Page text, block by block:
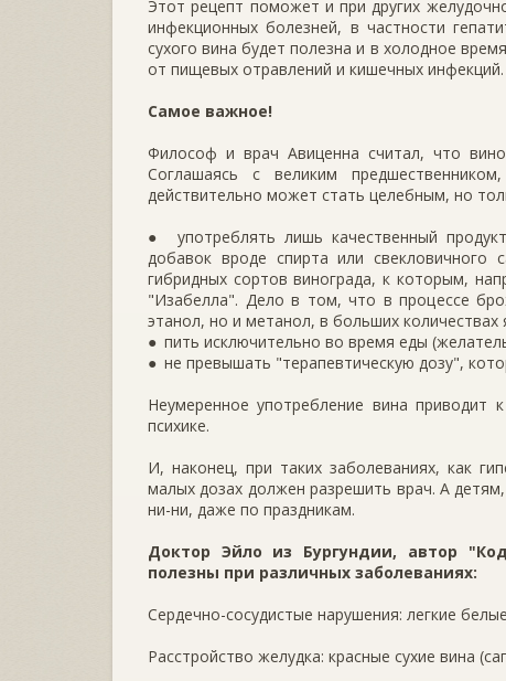
Этот рецепт поможет и при других
инфекционных болезней, в частности
сухого вина будет полезна и в холодное
от пищевых отравлений и кишечных инфекций.
Самое важное!
Философ и врач Авиценна считал, что
Соглашаясь с великим
действительно может стать целебным, но
● употреблять лишь качественный
добавок вроде спирта или
гибридных сортов винограда, к которым,
"Изабелла". Дело в том, что в процессе
этанол, но и метанол, в больших количествах
● пить исключительно во время еды
● не превышать "терапевтическую дозу",
Неумеренное употребление вина приводит
психике.
И, наконец, при таких заболеваниях, как
малых дозах должен разрешить врач. А
ни-ни, даже по праздникам.
Доктор Эйло из Бургундии, автор
полезны при различных заболеваниях:
Сердечно-сосудистые нарушения: легкие
Расстройство желудка: красные сухие вина